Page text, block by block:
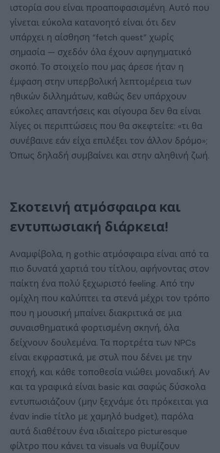
ιστορία σου είναι προαποφασισμένη. Αυτό που
γίνεται εύκολα κατανοητό είναι ότι δεν
υπάρχει η αίσθηση “fetch quest” χωρίς
σημασία — σχεδόν όλα έχουν αφηγηματικό
σκοπό. Το στοιχείο που μας άρεσε ήταν η
έμφαση στην υπερβολική λεπτομέρεια των
ηθικών διλλημάτων, καθώς δεν υπάρχουν
εύκολες απαντήσεις και σίγουρα δεν θα είναι
λίγες οι περιπτώσεις που θα σκεφτείτε: «τι θα
συνέβαινε εάν είχα επιλέξει τον άλλον δρόμο»;
Όπως δηλαδή συμβαίνει και στην αληθινή ζωή.
Σκοτεινή ατμόσφαιρα και
εντυπωσιακή διάρκεια!
Αναμφίβολα, η gothic ατμόσφαιρα είναι από τα
πιο δυνατά χαρτιά του τίτλου, αφήνοντας στον
παίκτη ένα πολύ ξεχωριστό feeling. Από την
ομίχλη που καλύπτει τα στενά μέχρι τον τρόπο
που η μουσική μπαίνει διακριτικά σε μια
συναισθηματικά φορτισμένη σκηνή, όλα
δείχνουν δουλεμένα. Τα πορτρέτα των NPCs
είναι εκφραστικά, με στυλ που δένει με την
εποχή, και κάθε τοποθεσία νιώθει μοναδική. Αν
και τα γραφικά είναι basic και σαφώς δύσκολα
εντυπωσιάζουν (μην ξεχνάμε ότι πρόκειται για
έναν indie τίτλο με χαμηλό budget), παρόλα
αυτά διαθέτουν ένα ιδιαίτερο picturesque
φίλτρο που κάνει τα visuals να θυμίζουν